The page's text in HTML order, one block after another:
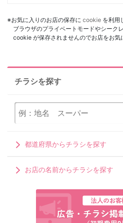
※お気に入りのお店の保存に cookie を利用
ブラウザのプライベートモードやシーク
cookie が保存されませんのでお店をお気
チラシを探す
都道府県からチラシを探す
お店の名前からチラシを探す